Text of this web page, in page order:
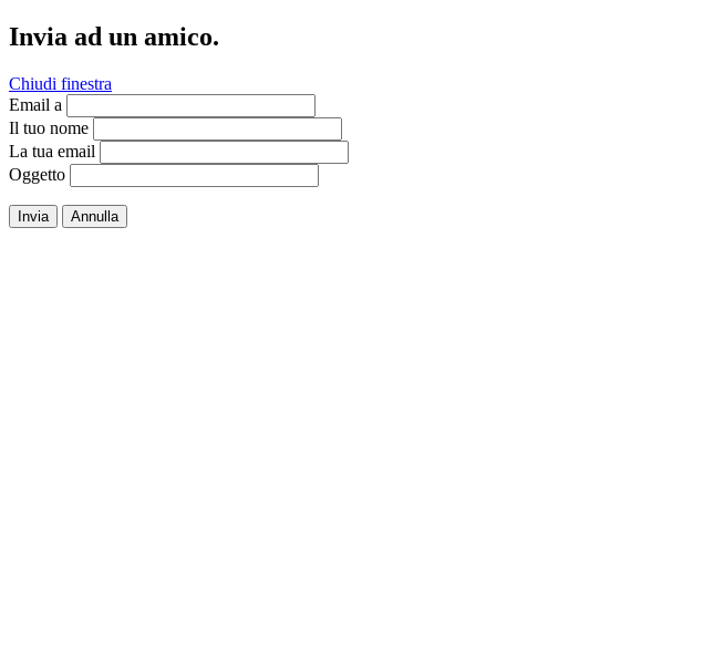
Invia ad un amico.
Chiudi finestra
Email a
Il tuo nome
La tua email
Oggetto
Invia Annulla